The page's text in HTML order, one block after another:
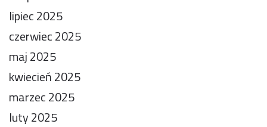
lipiec 2025
czerwiec 2025
maj 2025
kwiecień 2025
marzec 2025
luty 2025